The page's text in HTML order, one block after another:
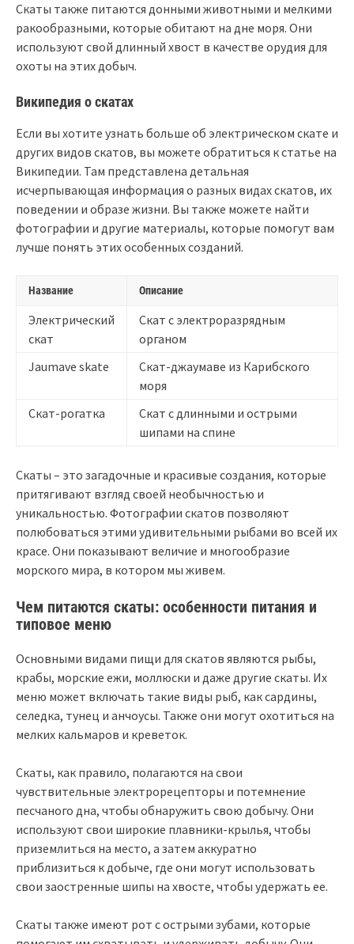
Скаты также питаются донными животными и мелкими
ракообразными, которые обитают на дне моря. Они
используют свой длинный хвост в качестве орудия для
охоты на этих добыч.
Википедия о скатах
Если вы хотите узнать больше об электрическом скате и
других видов скатов, вы можете обратиться к статье на
Википедии. Там представлена детальная
исчерпывающая информация о разных видах скатов, их
поведении и образе жизни. Вы также можете найти
фотографии и другие материалы, которые помогут вам
лучше понять этих особенных созданий.
Название Описание
Электрический
скат
Скат с электроразрядным
органом
Jaumave skate
Скат-джаумаве из Карибского
моря
Скат-рогатка
Скат с длинными и острыми
шипами на спине
Скаты – это загадочные и красивые создания, которые
притягивают взгляд своей необычностью и
уникальностью. Фотографии скатов позволяют
полюбоваться этими удивительными рыбами во всей их
красе. Они показывают величие и многообразие
морского мира, в котором мы живем.
Чем питаются скаты: особенности питания и
типовое меню
Основными видами пищи для скатов являются рыбы,
крабы, морские ежи, моллюски и даже другие скаты. Их
меню может включать такие виды рыб, как сардины,
селедка, тунец и анчоусы. Также они могут охотиться на
мелких кальмаров и креветок.
Скаты, как правило, полагаются на свои
чувствительные электрорецепторы и потемнение
песчаного дна, чтобы обнаружить свою добычу. Они
используют свои широкие плавники-крылья, чтобы
приземлиться на место, а затем аккуратно
приблизиться к добыче, где они могут использовать
свои заостренные шипы на хвосте, чтобы удержать ее.
Скаты также имеют рот с острыми зубами, которые